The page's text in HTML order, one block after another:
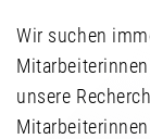
Wir suchen
unsere